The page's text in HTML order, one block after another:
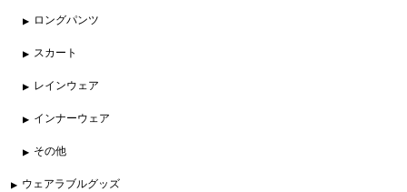
ロングパンツ
スカート
レインウェア
インナーウェア
その他
ウェアラブルグッズ